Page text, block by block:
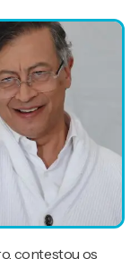
contestou os